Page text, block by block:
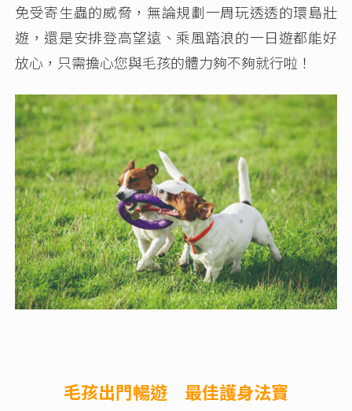
免受寄生蟲的威脅，無論規劃一周玩透透的環島壯
遊，還是安排登高望遠、乘風踏浪的一日遊都能好
放心，只需擔心您與毛孩的體力夠不夠就行啦！
毛孩出門暢遊 最佳護身法寶